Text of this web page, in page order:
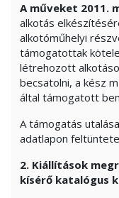
A műveket 2011.
alkotás
alkotóműhelyi
támogatottak
létrehozott
becsatolni, a kész
által támogatott
A támogatás
adatlapon
2. Kiállítások
kísérő katalógus